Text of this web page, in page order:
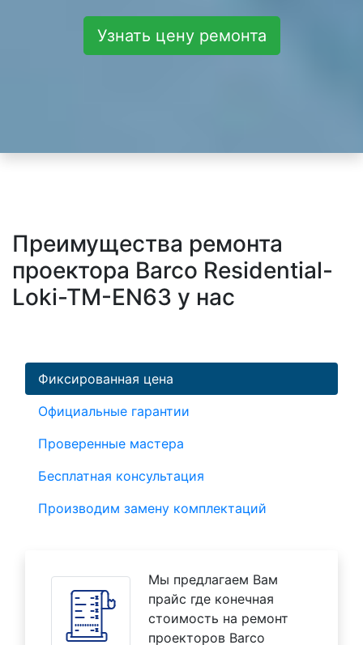
Узнать цену ремонта
Преимущества ремонта
проектора Barco Residential-
Loki-TM-EN63 у нас
Фиксированная цена
Официальные гарантии
Проверенные мастера
Бесплатная консультация
Производим замену комплектаций
Мы предлагаем Вам
прайс где конечная
стоимость на ремонт
проекторов Barco